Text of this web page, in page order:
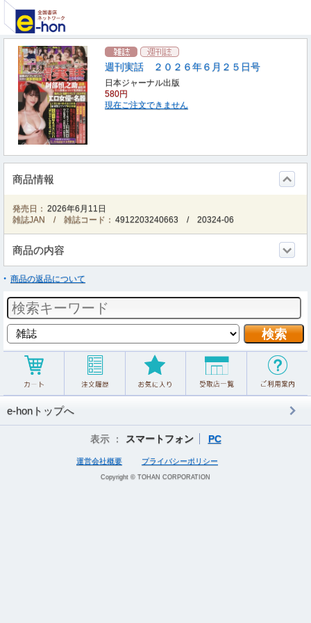
週刊実話 ２０２６年６月２５日号
日本ジャーナル出版
580円
現在ご注文できません
商品情報
発売日： 2026年6月11日
雑誌JAN / 雑誌コード： 4912203240663 /20324-06
商品の内容
商品の返品について
e-honトップへ
表示 ： スマートフォン PC
運営会社概要 プライバシーポリシー
Copyright © TOHAN CORPORATION